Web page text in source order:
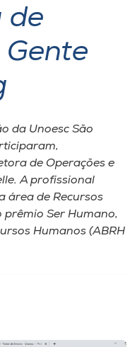
de
da Unoesc São
de Operações e
A profissional
área de Recursos
prêmio Ser Humano,
Humanos (ABRH